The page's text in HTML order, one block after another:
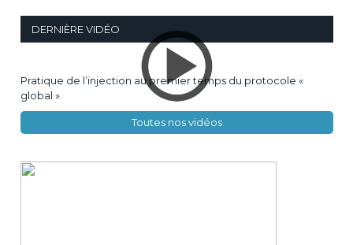
DERNIÈRE VIDÉO
Pratique de l’injection au premier temps du protocole «
global »
Toutes nos vidéos